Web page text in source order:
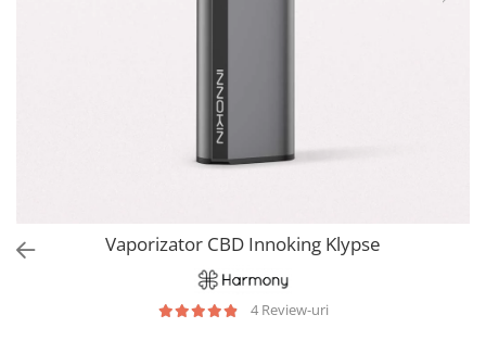
Vaporizator CBD Innoking Klypse
4 Review-uri